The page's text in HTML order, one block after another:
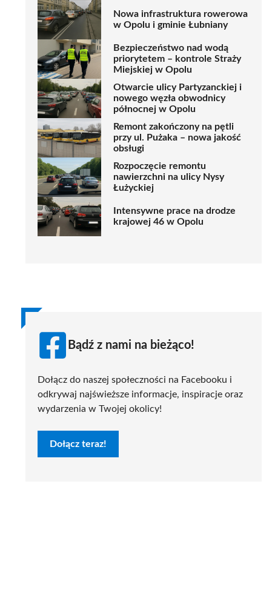
Nowa infrastruktura rowerowa
w Opolu i gminie Łubniany
Bezpieczeństwo nad wodą
priorytetem – kontrole Straży
Miejskiej w Opolu
Otwarcie ulicy Partyzanckiej i
nowego węzła obwodnicy
północnej w Opolu
Remont zakończony na pętli
przy ul. Pużaka – nowa jakość
obsługi
Rozpoczęcie remontu
nawierzchni na ulicy Nysy
Łużyckiej
Intensywne prace na drodze
krajowej 46 w Opolu
Bądź z nami na bieżąco!
Dołącz do naszej społeczności na Facebooku i
odkrywaj najświeższe informacje, inspiracje oraz
wydarzenia w Twojej okolicy!
Dołącz teraz!